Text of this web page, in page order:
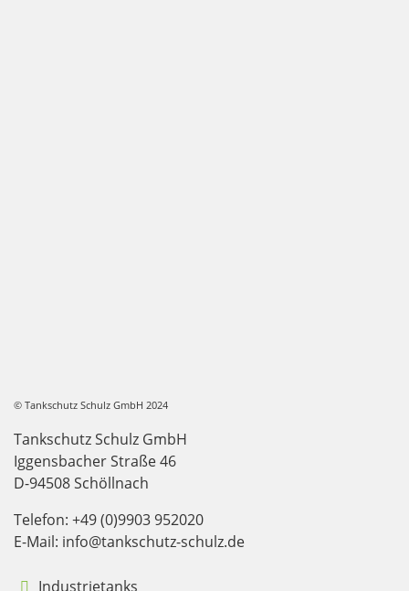
© Tankschutz Schulz GmbH 2024
Tankschutz Schulz GmbH
Iggensbacher Straße 46
D-94508 Schöllnach
Telefon: +49 (0)9903 952020
E-Mail: info@tankschutz-schulz.de
Industrietanks